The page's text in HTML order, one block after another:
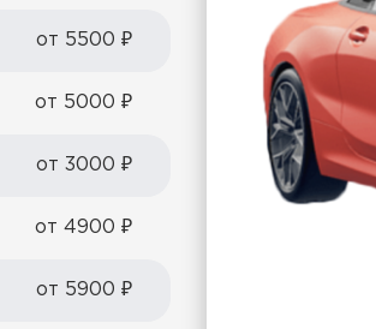
от 5500 ₽
от 5000 ₽
от 3000 ₽
от 4900 ₽
от 5900 ₽